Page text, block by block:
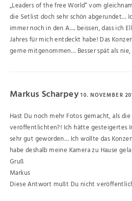
„Leaders of the free World“ vom
die Setlist doch sehr schön abgerundet…
immer noch in den A…. beissen, dass ich
Jahres für mich entdeckt habe! Das
gerne mitgenommen… Besser spät als
Markus Scharpey10. NOVEMBER
Hast Du noch mehr Fotos gemacht, als
veröffentlichten?! Ich hätte gesteigertes
sehr gut geworden… Ich wollte das
habe deshalb meine Kamera zu Hause
Gruß
Markus
Diese Antwort mußt Du nicht